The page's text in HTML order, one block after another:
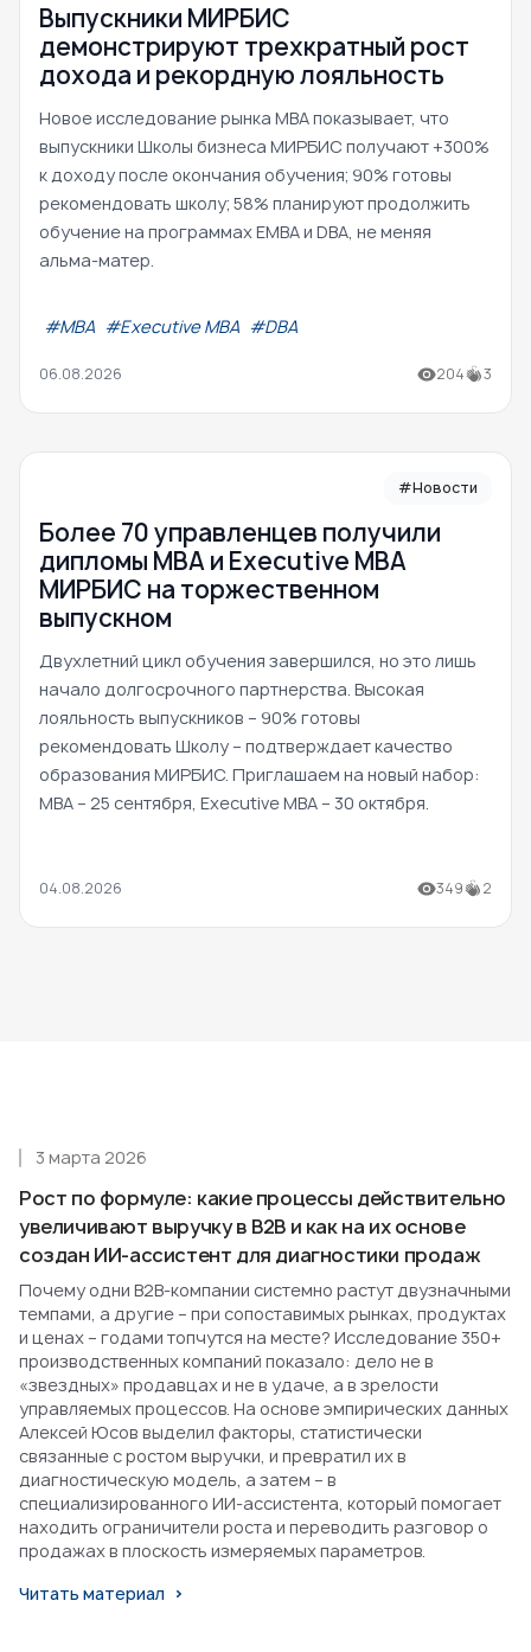
Выпускники МИРБИС
демонстрируют трехкратный рост
дохода и рекордную лояльность
Новое исследование рынка MBA показывает, что
выпускники Школы бизнеса МИРБИС получают +300%
к доходу после окончания обучения; 90% готовы
рекомендовать школу; 58% планируют продолжить
обучение на программах EMBA и DBA, не меняя
альма-матер.
#МВА #Executive MBA #DBA
06.08.2026 204 3
#Новости
Более 70 управленцев получили
дипломы MBA и Executive MBA
МИРБИС на торжественном
выпускном
Двухлетний цикл обучения завершился, но это лишь
начало долгосрочного партнерства. Высокая
лояльность выпускников – 90% готовы
рекомендовать Школу – подтверждает качество
образования МИРБИС. Приглашаем на новый набор:
MBA – 25 сентября, Executive MBA – 30 октября.
04.08.2026 349 2
Рост по формуле: какие процессы действительно
увеличивают выручку в B2B и как на их основе
создан ИИ-ассистент для диагностики продаж
3 марта 2026
Почему одни B2B-компании системно растут двузначными
темпами, а другие – при сопоставимых рынках, продуктах
и ценах – годами топчутся на месте? Исследование 350+
производственных компаний показало: дело не в
«звездных» продавцах и не в удаче, а в зрелости
управляемых процессов. На основе эмпирических данных
Алексей Юсов выделил факторы, статистически
связанные с ростом выручки, и превратил их в
диагностическую модель, а затем – в
специализированного ИИ-ассистента, который помогает
находить ограничители роста и переводить разговор о
продажах в плоскость измеряемых параметров.
Читать материал